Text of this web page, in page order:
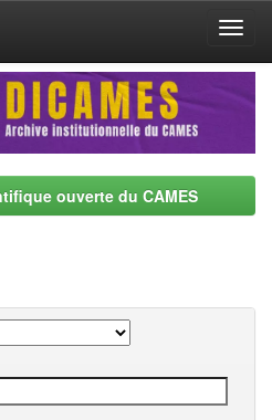
ouverte du CAMES